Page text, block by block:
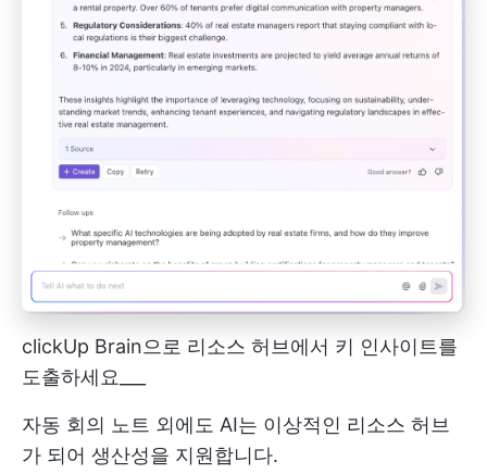
clickUp Brain으로 리소스 허브에서 키 인사이트를
도출하세요___
자동 회의 노트 외에도 AI는 이상적인 리소스 허브
가 되어 생산성을 지원합니다.